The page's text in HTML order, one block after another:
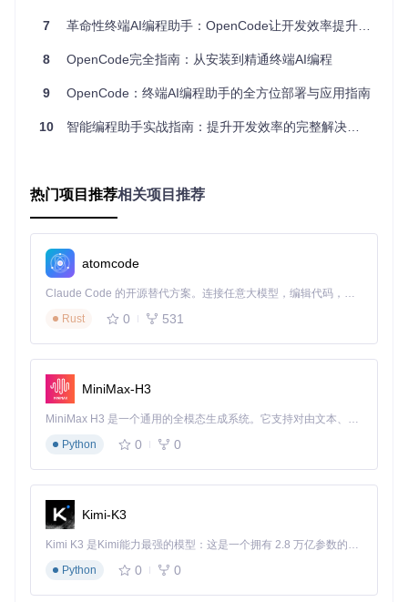
命令执行 直接运行
制
无法执行
二、场景化应用：从初级到高级的能力进化
持，无论是编程新手还是资深开发者都能找到适合自己的使用
对于刚接触开发的新手或需要快速解决简单问题的场景，Ope
nCode提供直观的自然语言交互：
直接在终端输入自然语言需求
AI自动生成对应代码片段
实用技巧
：使用"如何实现..."句式描述需求，如"如何用Pyth
中级应用：项目级代码理解与重构
随着对工具的熟悉，开发者可以利用OpenCode进行更复杂的
项目操作：
智能代码分析：理解项目结构和依赖关系
典型操作流程：
# 分析当前项目结构
opencode analyze
# 重构指定模块
7 革命性终端AI编程助手：OpenCode让开发效率提升300%的秘密
8 OpenCode完全指南：从安装到精通终端AI编程
9 OpenCode：终端AI编程助手的全方位部署与应用指南
10 智能编程助手实战指南：提升开发效率的完整解决方案
热门项目推荐相关项目推荐
atomcode
Claude Code 的开源替代方案。连接任意大模型，编辑代码，运行命令，自动验证 — 全自动执行。用 Rust 构建，极致性能。 ｜ An open-source alternative to Claude Code. Connect any LLM, edit code, run commands, and verify changes — autonomously. Built in Rust for speed. Get Started
Rust
0 531
MiniMax-H3
MiniMax H3 是一个通用的全模态生成系统。它支持对由文本、图像、视频和音频组成的多模态上下文进行统一理解，并能生成分辨率高达 2K、时长可达 15 秒的带原生立体声音频的视频。得益于面向任务泛化的系统设计，H3 在预训练阶段就已具备广泛的多模态上下文理解与生成能力，能够出色地执行复杂的多模态指令。
Python
0 0
Kimi-K3
Kimi K3 是Kimi能力最强的模型：这是一个拥有 2.8 万亿参数的混合专家（MoE）模型，具备原生视觉理解能力，并支持 100 万 token 的上下文窗口。
Python
0 0